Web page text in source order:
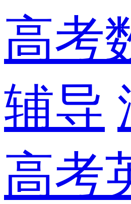
高考
辅导
高考